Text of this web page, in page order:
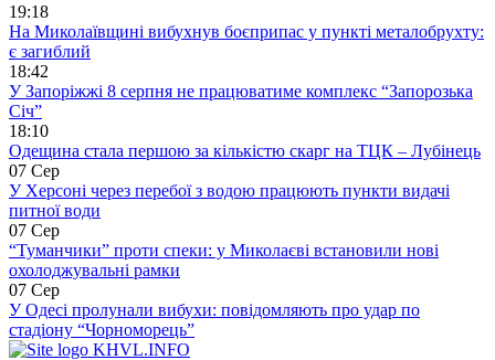
19:18
На Миколаївщині вибухнув боєприпас у пункті металобрухту:
є загиблий
18:42
У Запоріжжі 8 серпня не працюватиме комплекс “Запорозька
Січ”
18:10
Одещина стала першою за кількістю скарг на ТЦК – Лубінець
07 Сер
У Херсоні через перебої з водою працюють пункти видачі
питної води
07 Сер
“Туманчики” проти спеки: у Миколаєві встановили нові
охолоджувальні рамки
07 Сер
У Одесі пролунали вибухи: повідомляють про удар по
стадіону “Чорноморець”
KHVL.INFO